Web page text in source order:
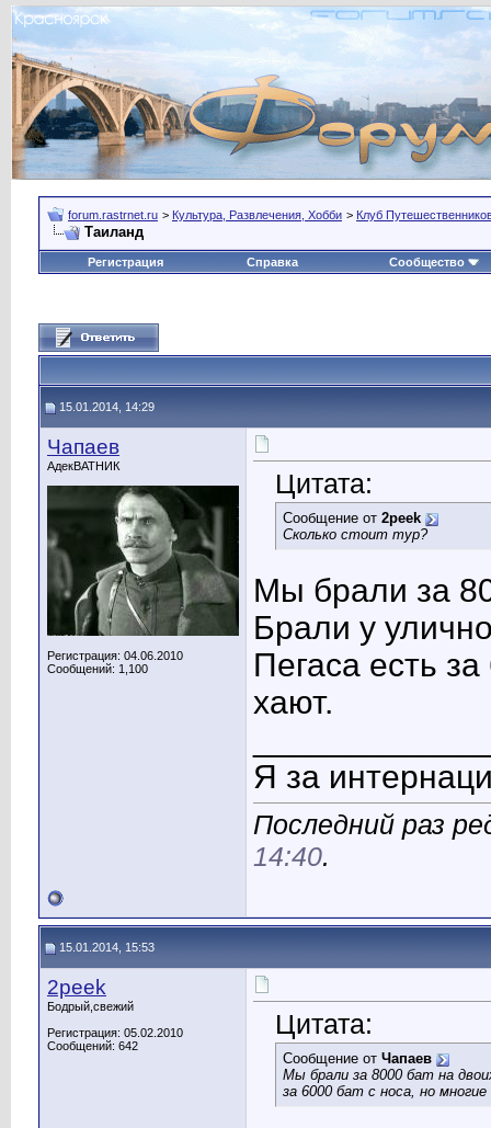
forum.rastrnet.ru > Культура, Развлечения, Хобби > Клуб
Таиланд
Регистрация Справка Сообщество
15.01.2014, 14:29
Чапаев
АдекВАТНИК
Регистрация: 04.06.2010
Сообщений: 1,100
Цитата:
Сообщение от 2peek
Сколько стоит тур?
Мы брали за
Брали у
Пегаса есть
хают.
Я за
Последний раз
14:40.
15.01.2014, 15:53
2peek
Бодрый,свежий
Регистрация: 05.02.2010
Сообщений: 642
Цитата:
Сообщение от Чапаев
Мы брали за 8000 бат на
за 6000 бат с носа, но